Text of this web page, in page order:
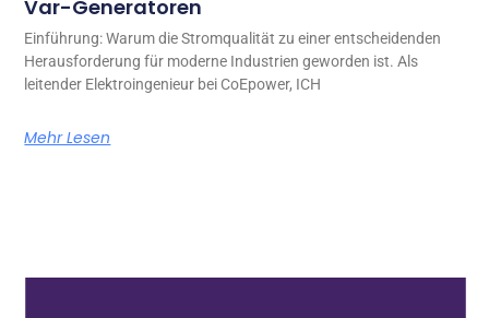
Var-Generatoren
Einführung: Warum die Stromqualität zu einer entscheidenden
Herausforderung für moderne Industrien geworden ist. Als
leitender Elektroingenieur bei CoEpower, ICH
Mehr Lesen